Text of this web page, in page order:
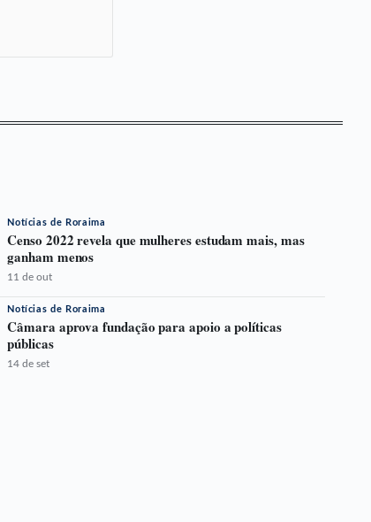
Notícias de Roraima
Censo 2022 revela que mulheres estudam mais, mas
ganham menos
11 de out
Notícias de Roraima
Câmara aprova fundação para apoio a políticas
públicas
14 de set